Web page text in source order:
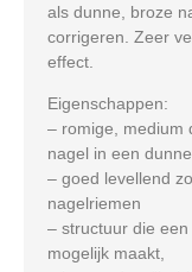
als dunne, broze
corrigeren. Zeer
effect.
Eigenschappen:
– romige, medium
nagel in een
– goed levellend
nagelriemen
– structuur die
mogelijk maakt,